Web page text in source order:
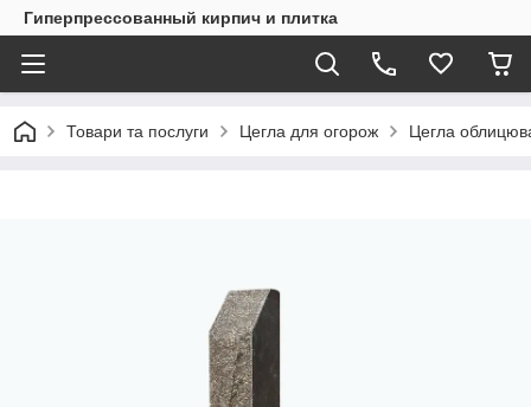
Гиперпрессованный кирпич и плитка
Товари та послуги Цегла для огорож Цегла